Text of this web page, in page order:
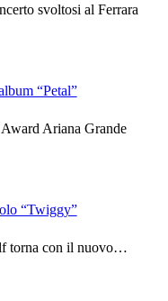
svoltosi al Ferrara
“Petal”
Ariana Grande
“Twiggy”
torna con il nuovo…